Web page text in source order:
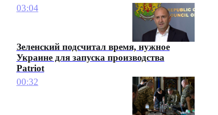
03:04
Зеленский подсчитал время, нужное
Украине для запуска производства
Patriot
00:32